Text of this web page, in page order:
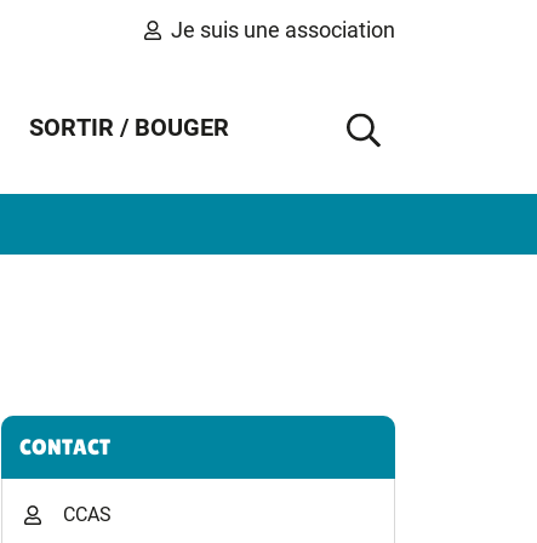
Je suis une association
SORTIR / BOUGER
AFFICHER
Informations complémentaires
CONTACT
CCAS